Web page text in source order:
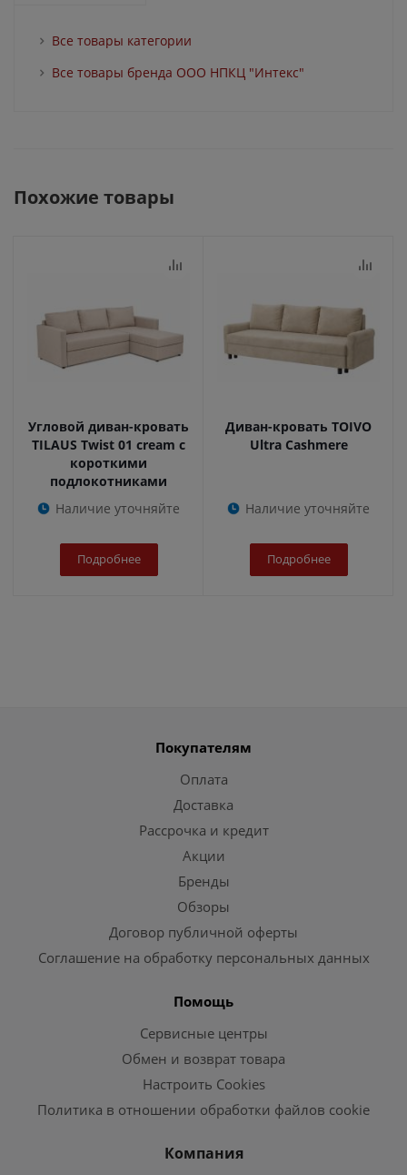
Все товары категории
Все товары бренда ООО НПКЦ "Интекс"
Похожие товары
Угловой диван-кровать
TILAUS Twist 01 cream с
короткими
подлокотниками
Наличие уточняйте
Подробнее
Диван-кровать TOIVO
Ultra Cashmere
Наличие уточняйте
Подробнее
Покупателям
Оплата
Доставка
Рассрочка и кредит
Акции
Бренды
Обзоры
Договор публичной оферты
Соглашение на обработку персональных данных
Помощь
Сервисные центры
Обмен и возврат товара
Настроить Cookies
Политика в отношении обработки файлов cookie
Компания